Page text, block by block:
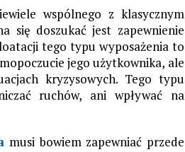
wspólnego z klasycznym
się doszukać jest zapewnienie
tego typu wyposażenia to
jego użytkownika, ale
kryzysowych. Tego typu
ruchów, ani wpływać na
musi bowiem zapewniać przede